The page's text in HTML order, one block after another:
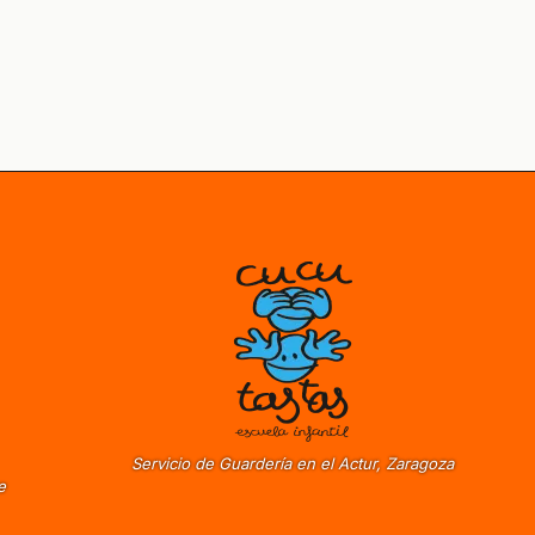
Servicio de Guardería en el Actur, Zaragoza